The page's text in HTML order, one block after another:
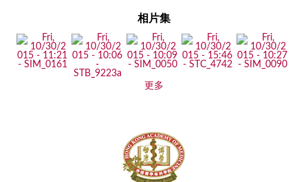
相片集
更多